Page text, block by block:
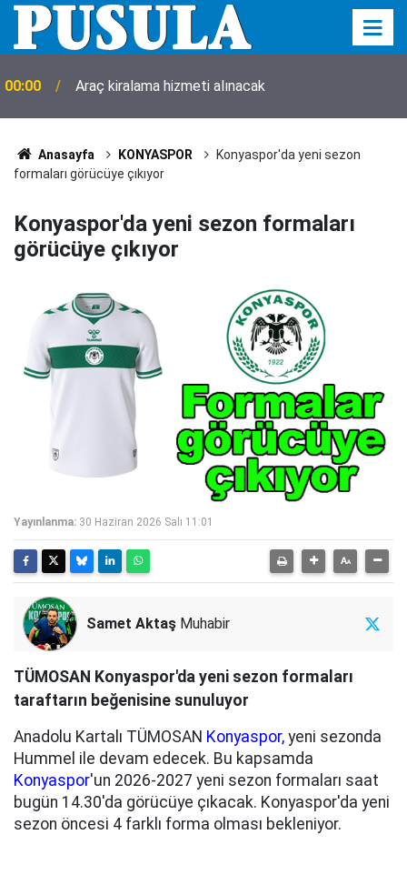
00:00 Araç kiralama hizmeti alınacak
Anasayfa KONYASPOR
Konyaspor'da yeni sezon
formaları görücüye çıkıyor
Konyaspor'da yeni sezon formaları
görücüye çıkıyor
Yayınlanma: 30 Haziran 2026 Salı 11:01
Samet Aktaş Muhabir
TÜMOSAN Konyaspor'da yeni sezon formaları
taraftarın beğenisine sunuluyor
Anadolu Kartalı TÜMOSAN Konyaspor, yeni sezonda
Hummel ile devam edecek. Bu kapsamda
Konyaspor'un 2026-2027 yeni sezon formaları saat
bugün 14.30'da görücüye çıkacak. Konyaspor'da yeni
sezon öncesi 4 farklı forma olması bekleniyor.